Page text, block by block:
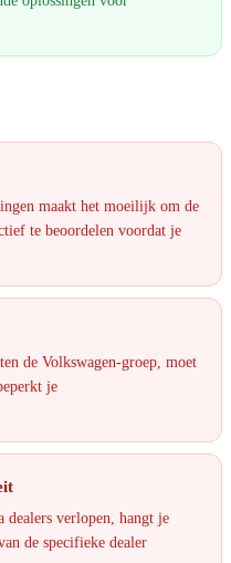
maakt het moeilijk om de
te beoordelen voordat je
de Volkswagen-groep, moet
je
dealers verlopen, hangt je
de specifieke dealer